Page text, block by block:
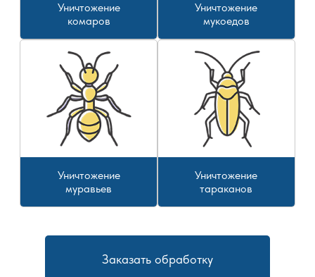
Уничтожение
комаров
Уничтожение
мукоедов
Уничтожение
муравьев
Уничтожение
тараканов
Заказать обработку